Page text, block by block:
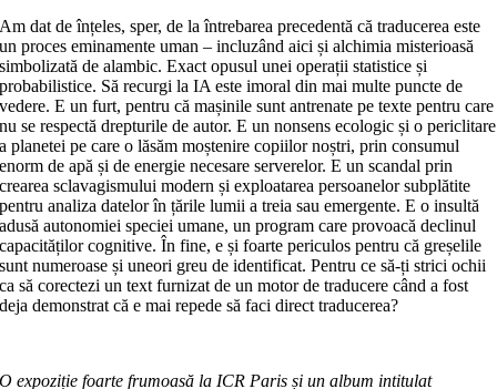
Am dat de înțeles, sper, de la întrebarea precedentă că traducerea este
un proces eminamente uman – incluzând aici și alchimia misterioasă
simbolizată de alambic. Exact opusul unei operații statistice și
probabilistice. Să recurgi la IA este imoral din mai multe puncte de
vedere. E un furt, pentru că mașinile sunt antrenate pe texte pentru care
nu se respectă drepturile de autor. E un nonsens ecologic și o periclitare
a planetei pe care o lăsăm moștenire copiilor noștri, prin consumul
enorm de apă și de energie necesare serverelor. E un scandal prin
crearea sclavagismului modern și exploatarea persoanelor subplătite
pentru analiza datelor în țările lumii a treia sau emergente. E o insultă
adusă autonomiei speciei umane, un program care provoacă declinul
capacităților cognitive. În fine, e și foarte periculos pentru că greșelile
sunt numeroase și uneori greu de identificat. Pentru ce să-ți strici ochii
ca să corectezi un text furnizat de un motor de traducere când a fost
deja demonstrat că e mai repede să faci direct traducerea?
O expoziție foarte frumoasă la ICR Paris și un album intitulat